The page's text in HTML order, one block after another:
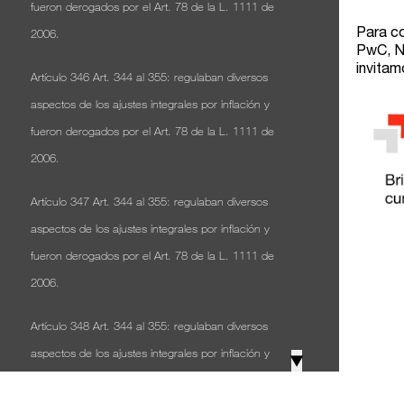
▼
fueron derogados por el Art. 78 de la L. 1111 de
2006.
Artículo 346 Art. 344 al 355: regulaban diversos
aspectos de los ajustes integrales por inflación y
fueron derogados por el Art. 78 de la L. 1111 de
2006.
Artículo 347 Art. 344 al 355: regulaban diversos
aspectos de los ajustes integrales por inflación y
fueron derogados por el Art. 78 de la L. 1111 de
2006.
Artículo 348 Art. 344 al 355: regulaban diversos
aspectos de los ajustes integrales por inflación y